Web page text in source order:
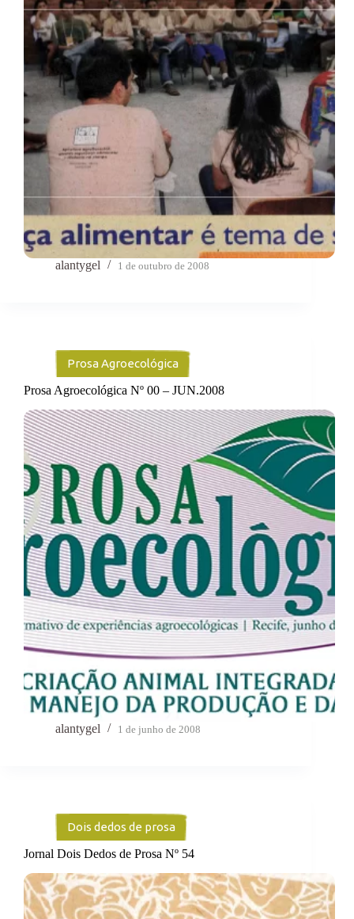
alantygel 1 de outubro de 2008
Prosa Agroecológica
Prosa Agroecológica Nº 00 – JUN.2008
alantygel 1 de junho de 2008
Dois dedos de prosa
Jornal Dois Dedos de Prosa Nº 54